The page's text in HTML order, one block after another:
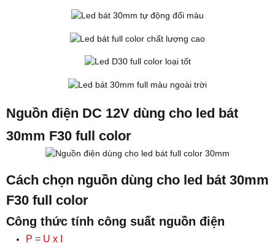
Nguồn điện DC 12V dùng cho led bát
30mm F30 full color
Cách chọn nguồn dùng cho led bát 30mm
F30 full color
Công thức tính công suất nguồn điện
P = U x I